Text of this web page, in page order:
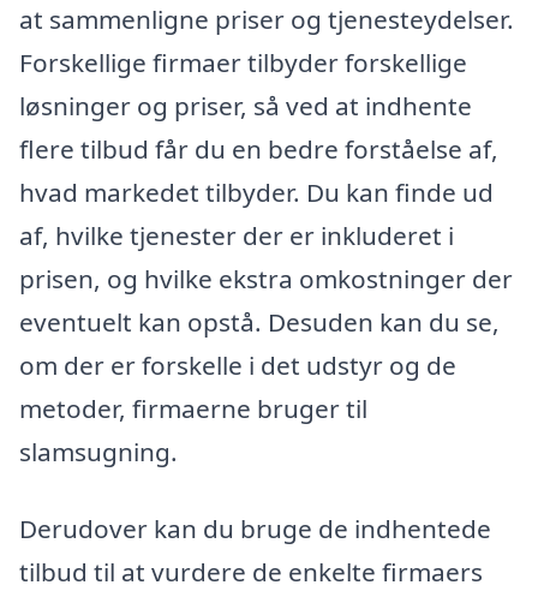
at sammenligne priser og tjenesteydelser.
Forskellige firmaer tilbyder forskellige
løsninger og priser, så ved at indhente
flere tilbud får du en bedre forståelse af,
hvad markedet tilbyder. Du kan finde ud
af, hvilke tjenester der er inkluderet i
prisen, og hvilke ekstra omkostninger der
eventuelt kan opstå. Desuden kan du se,
om der er forskelle i det udstyr og de
metoder, firmaerne bruger til
slamsugning.
Derudover kan du bruge de indhentede
tilbud til at vurdere de enkelte firmaers